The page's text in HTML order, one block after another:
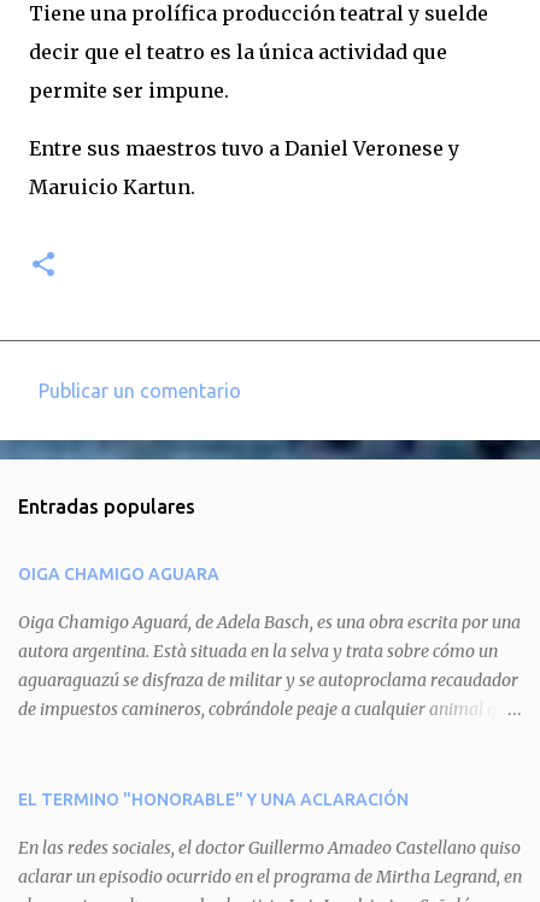
Tiene una prolífica producción teatral y suelde
decir que el teatro es la única actividad que
permite ser impune.
Entre sus maestros tuvo a Daniel Veronese y
Maruicio Kartun.
o
e
t
a
r
i
o
Publicar un comentario
Entradas populares
OIGA CHAMIGO AGUARA
Oiga Chamigo Aguará, de Adela Basch, es una obra escrita por una
autora argentina. Està situada en la selva y trata sobre cómo un
aguaraguazú se disfraza de militar y se autoproclama recaudador
de impuestos camineros, cobrándole peaje a cualquier animal que
aguará le provoca. De igual manera pasa con Tatú, el armadillo.
del aguará y pasa sin pagar. Por último, Tui, la cotorra, deja
expuesta la mentira del aguará y arenga a los otros tres
EL TERMINO "HONORABLE" Y UNA ACLARACIÓN
En las redes sociales, el doctor Guillermo Amadeo Castellano quiso
aclarar un episodio ocurrido en el programa de Mirtha Legrand, en